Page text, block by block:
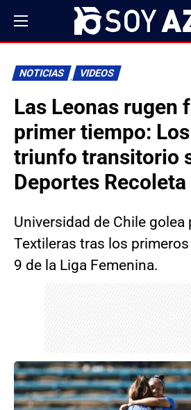
NOTICIAS VIDEOS
Las Leonas rugen
primer tiempo:
triunfo transitorio
Deportes Recoleta
Universidad de Chile golea
Textileras tras los primeros
9 de la Liga Femenina.